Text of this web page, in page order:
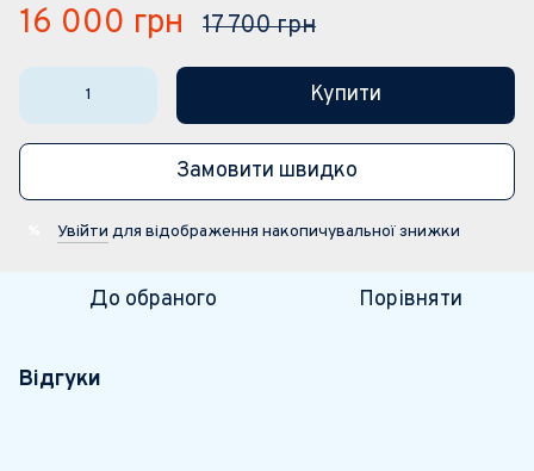
16 000 грн 17 700 грн
Купити
Замовити швидко
Увійти для відображення накопичувальної знижки
До обраного Порівняти
Відгуки